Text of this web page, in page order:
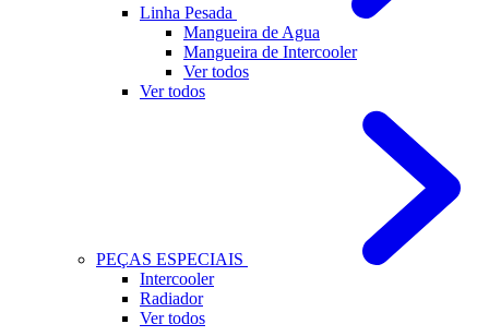
Linha Pesada
Mangueira de Agua
Mangueira de Intercooler
Ver todos
Ver todos
PEÇAS ESPECIAIS
Intercooler
Radiador
Ver todos